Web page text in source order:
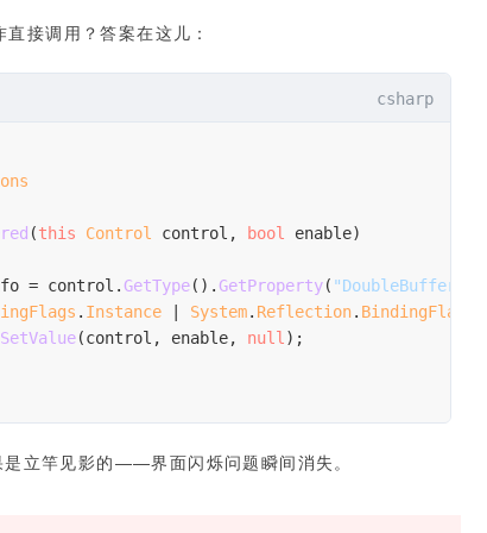
接调用？答案在这儿：
csharp
(this Control control, bool
enable)
= control. GetType(). GetProperty( "DoubleBuffered"
. Instance System. Reflection. BindingFlags
SetValue(control, enable, null );
立竿见影的——界面闪烁问题瞬间消失。